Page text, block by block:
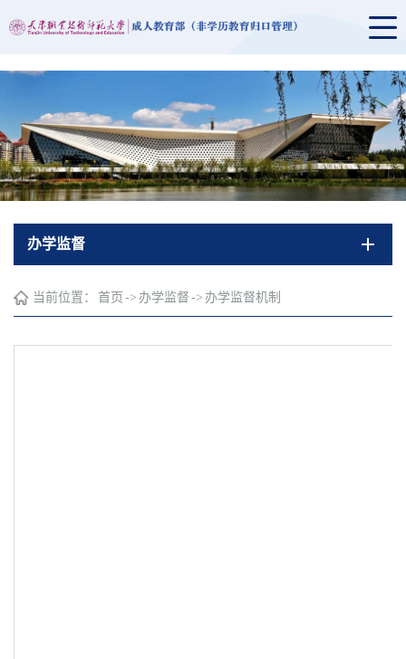
办学监督
当前位置： 首页 -> 办学监督 -> 办学监督机制